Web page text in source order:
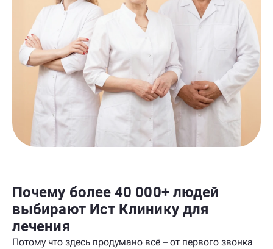
Почему более 40 000+ людей
выбирают Ист Клинику для
лечения
Потому что здесь продумано всё – от первого звонка